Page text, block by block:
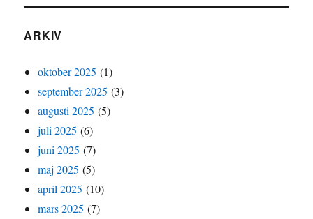
ARKIV
oktober 2025 (1)
september 2025 (3)
augusti 2025 (5)
juli 2025 (6)
juni 2025 (7)
maj 2025 (5)
april 2025 (10)
mars 2025 (7)